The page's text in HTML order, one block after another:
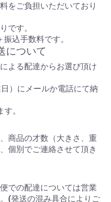
をご負担いただいており
です。
込手数料です。
について
よる配達からお選び頂け
）にメールか電話にて納
。
商品の才数（大きさ、重
個別でご連絡させて頂き
での配達については営業
(発送の混み具合によりご